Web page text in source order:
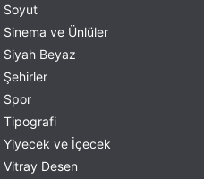
Soyut
Sinema ve Ünlüler
Siyah Beyaz
Şehirler
Spor
Tipografi
Yiyecek ve İçecek
Vitray Desen